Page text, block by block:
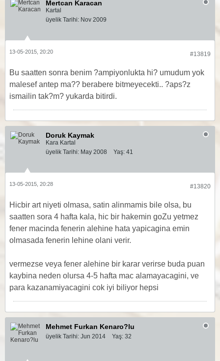
Mertcan Karacan
Kartal
üyelik Tarihi: Nov 2009
#13819
13-05-2015, 20:20
Bu saatten sonra benim ?ampiyonlukta hi? umudum yok
malesef antep ma?? berabere bitmeyecekti.. ?aps?z
ismailin tak?m? yukarda bitirdi.
Doruk Kaymak
Kara Kartal
üyelik Tarihi: May 2008 Yaş: 41
#13820
13-05-2015, 20:28
Hicbir art niyeti olmasa, satin alinmamis bile olsa, bu
saatten sora 4 hafta kala, hic bir hakemin goZu yetmez
fener macinda fenerin alehine hata yapicagina emin
olmasada fenerin lehine olani verir.
vermezse veya fener alehine bir karar verirse buda puan
kaybina neden olursa 4-5 hafta mac alamayacagini, ve
para kazanamiyacagini cok iyi biliyor hepsi
Mehmet Furkan Kenaro?lu
üyelik Tarihi: Jun 2014 Yaş: 32